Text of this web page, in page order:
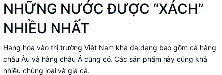
NHỮNG NƯỚC ĐƯỢC “XÁCH”
NHIỀU NHẤT
Hàng hóa vào thị trường Việt Nam khá đa dạng bao gồm cả hàng
châu Âu và hàng châu Á cũng có. Các sản phẩm này cũng khá
nhiều chủng loại và giá cả.